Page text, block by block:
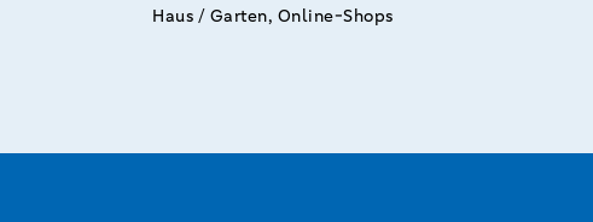
Haus / Garten, Online-Shops